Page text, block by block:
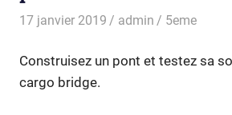
17 janvier 2019 admin 5eme
Construisez un pont et testez sa
cargo bridge.